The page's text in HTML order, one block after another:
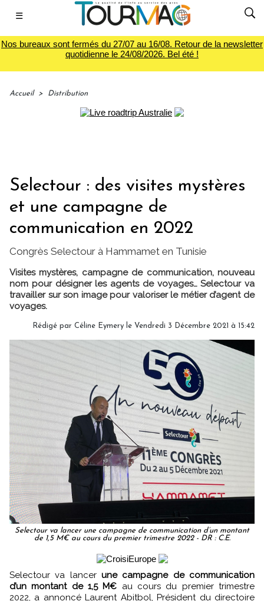
☰
Nos bureaux sont fermés du 27/07 au 16/08. Retour de la newsletter
quotidienne le 24/08/2026. Bel été !
Accueil > Distribution
Selectour : des visites mystères
et une campagne de
communication en 2022
Congrès Selectour à Hammamet en Tunisie
Visites mystères, campagne de communication, nouveau
nom pour désigner les agents de voyages… Selectour va
travailler sur son image pour valoriser le métier d’agent de
voyages.
Rédigé par Céline Eymery le Vendredi 3 Décembre 2021 à 15:42
Selectour va lancer une campagne de communication d’un montant
de 1,5 M€ au cours du premier trimestre 2022 - DR : C.E.
Selectour va lancer une campagne de communication
d’un montant de 1,5 M€ au cours du premier trimestre
2022, a annoncé Laurent Abitbol, Président du directoire